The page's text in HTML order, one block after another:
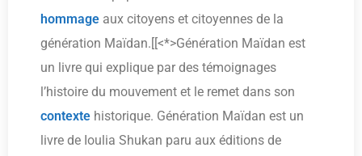
hommage aux citoyens et citoyennes de la
génération Maïdan.[[<*>Génération Maïdan est
un livre qui explique par des témoignages
l’histoire du mouvement et le remet dans son
contexte historique. Génération Maïdan est un
livre de Ioulia Shukan paru aux éditions de